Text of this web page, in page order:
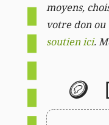
moyens,
votre don ou
soutien ici.
🪙